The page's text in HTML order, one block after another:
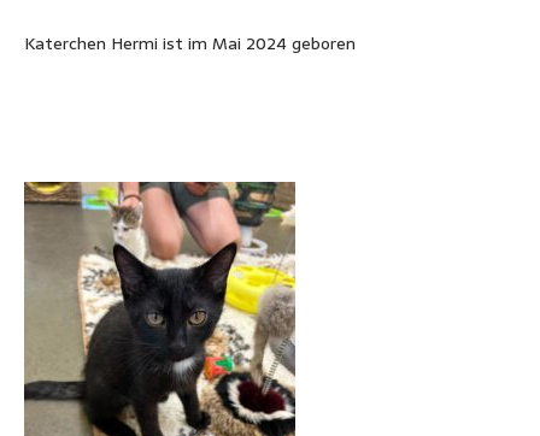
Katerchen Hermi ist im Mai 2024 geboren